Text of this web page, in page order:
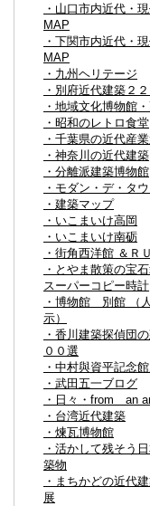
・山口市内近代・
MAP
・下関市内近代・
MAP
・九州ヘリテージ
・別府近代建築２
・地域文化博物館
・昭和のレトロ食堂
・千葉県の近代産
・神奈川の近代建築
・分離派建築博物館
・モダン・デ・タ
・建築マップ
・いこまいけ高岡
・いこまいけ南砺
・街角西洋館 ＆Ｒ
・とやま散策の宝
スーパーコピー時計
・博物館 別館 （
示）
・香川建築探偵団
００選
・中村與資平記念
・武田五一ブログ
・日々・from an
・台湾近代建築
・煉瓦博物館
・活かして残そう
築物
・まちかどの近代
展